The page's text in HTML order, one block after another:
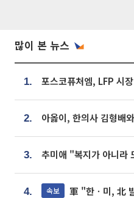
많이 본 뉴스
1.
2.
3.
4. 속보 軍 "한ㆍ미, 北 발사